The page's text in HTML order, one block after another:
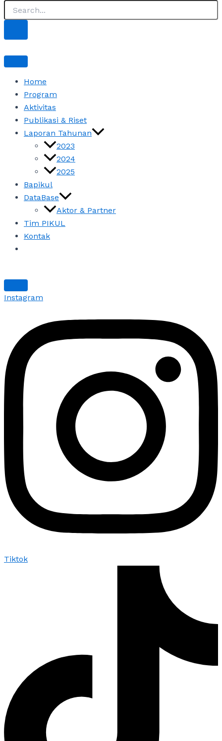
Home
Program
Aktivitas
Publikasi & Riset
Laporan Tahunan
2023
2024
2025
Bapikul
DataBase
Aktor & Partner
Tim PIKUL
Kontak
Instagram
Tiktok